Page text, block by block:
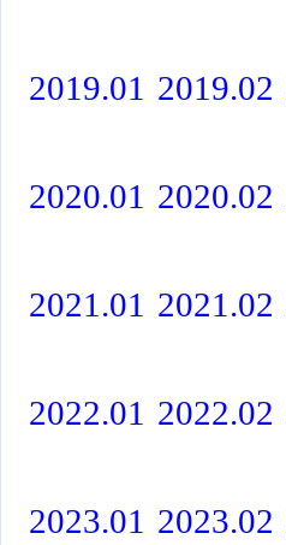
2019.01 2019.02
2020.01 2020.02
2021.01 2021.02
2022.01 2022.02
2023.01 2023.02